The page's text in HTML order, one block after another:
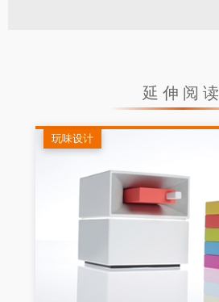
延伸阅读
玩味设计